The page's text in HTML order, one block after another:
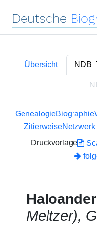
Deutsche
Übersicht NDB
GenealogieBiographie
ZitierweiseNetzwerk
Druckvorlage
Haloander
Meltzer),